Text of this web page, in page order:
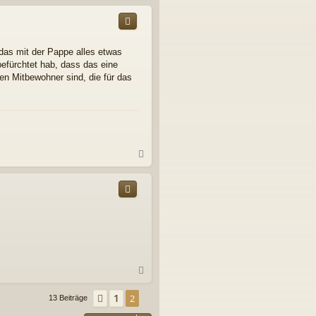
c
mit der Pappe alles etwas
hab, dass das eine
Mitbewohner sind, die für das
a
c
13 Beiträge Vorherige
1 2